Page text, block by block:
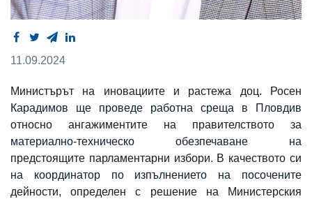
11.09.2024
Министърът на иновациите и растежа доц. Росен
Карадимов ще проведе работна среща в Пловдив
относно ангажиментите на правителството за
материално-техническо обезпечаване на
предстоящите парламентарни избори. В качеството си
на координатор по изпълнението на посочените
дейности, определен с решение на Министерския